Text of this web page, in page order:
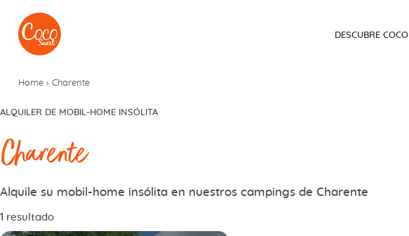
Ir al menú
Ir a los contenidos
DESCUBRE COCO
Home › Charente
ALQUILER DE MOBIL-HOME INSÓLITA
Charente
Alquile su mobil-home insólita en nuestros campings de Charente
1 resultado